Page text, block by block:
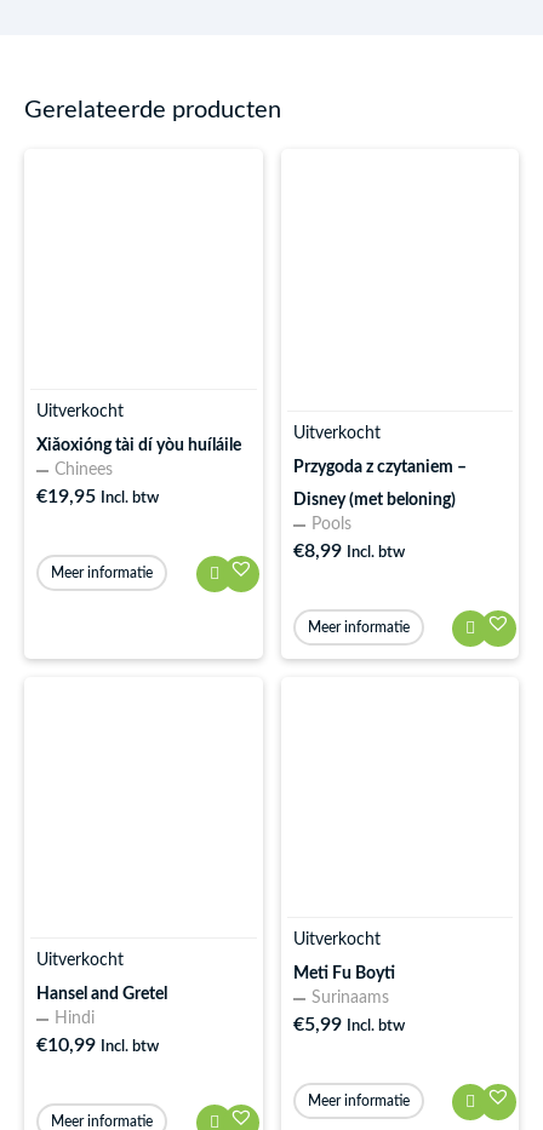
Gerelateerde producten
Uitverkocht
Xiǎoxióng tài dí yòu huíláile
Chinees
€19,95 Incl. btw
Meer informatie
Uitverkocht
Przygoda z czytaniem –
Disney (met beloning)
Pools
€8,99 Incl. btw
Meer informatie
Uitverkocht
Hansel and Gretel
Hindi
€10,99 Incl. btw
Meer informatie
Uitverkocht
Meti Fu Boyti
Surinaams
€5,99 Incl. btw
Meer informatie